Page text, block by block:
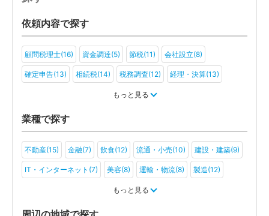
依頼内容で探す
顧問税理士(16) 資金調達(5) 節税(11) 会社設立(8)
確定申告(13) 相続税(14) 税務調査(12) 経理・決算(13)
もっと見る
業種で探す
不動産(15) 金融(7) 飲食(12) 流通・小売(10) 建設・建築(9)
IT・インターネット(7) 美容(8) 運輸・物流(8) 製造(12)
旅行・ホテル(4)
アミューズメント・レジャー(2)
もっと見る